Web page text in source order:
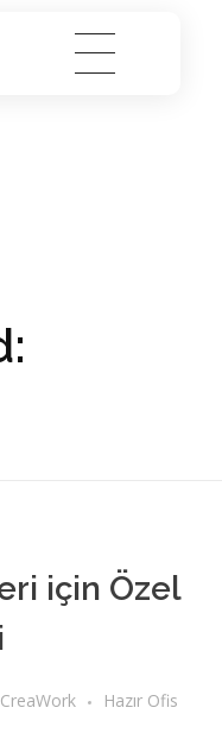
için Özel
CreaWork Hazır Ofis